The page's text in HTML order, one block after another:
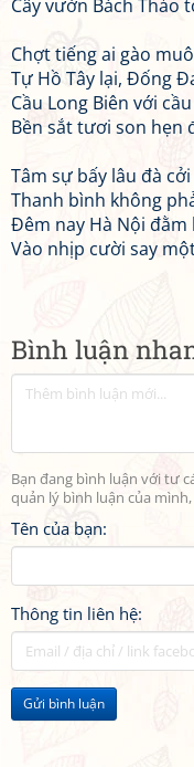
Bình luận
Bạn đang bình luận với tư
quản lý bình luận của
Tên của bạn:
Thông tin liên hệ:
Gửi bình luận
Cây vườn Bách Thảo
Chợt tiếng ai gào
Tự Hồ Tây lại, Đống
Cầu Long Biên với
Bền sắt tươi son hẹn
Tâm sự bấy lâu đà
Thanh bình không
Đêm nay Hà Nội
Vào nhịp cười say